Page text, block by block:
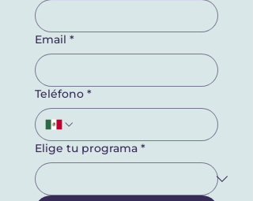
Email *
Teléfono *
Elige tu programa *